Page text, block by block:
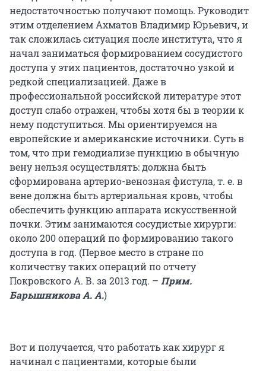
недостаточностью получают помощь. Руководит
этим отделением Ахматов Владимир Юрьевич, и
так сложилась ситуация после института, что я
начал заниматься формированием сосудистого
доступа у этих пациентов, достаточно узкой и
редкой специализацией. Даже в
профессиональной российской литературе этот
доступ слабо отражен, чтобы хотя бы в теории к
нему подступиться. Мы ориентируемся на
европейские и американские источники. Суть в
том, что при гемодиализе пункцию в обычную
вену нельзя осуществлять: должна быть
сформирована артерио-венозная фистула, т. е. в
вене должна быть артериальная кровь, чтобы
обеспечить функцию аппарата искусственной
почки. Этим занимаются сосудистые хирурги:
около 200 операций по формированию такого
доступа в год. (Первое место в стране по
количеству таких операций по отчету
Покровского А. В. за 2013 год. – Прим.
Барышникова А. А.)
Вот и получается, что работать как хирург я
начинал с пациентами, которые были